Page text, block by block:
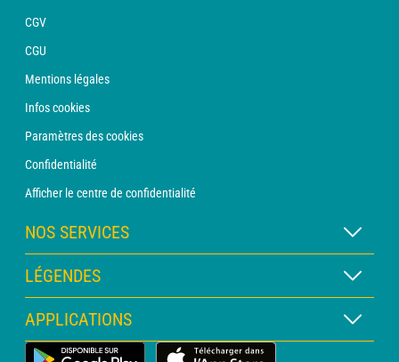
CGV
CGU
Mentions légales
Infos cookies
Paramètres des cookies
Confidentialité
Afficher le centre de confidentialité
NOS SERVICES
Abonnement METEO Xpert
Abonnement METEO PRO
Consultation avec un prévisionniste
Bulletin PRO
LÉGENDES
Légende des cartes
Légende des pictogrammes
APPLICATIONS